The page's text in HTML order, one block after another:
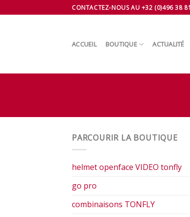
to
CONTACTEZ-NOUS AU +32 (0)496 38
ACCUEIL BOUTIQUE ACTUALITÉ
PARCOURIR LA BOUTIQUE
helmet openface VIDEO tonfly
go pro
combinaisons TONFLY